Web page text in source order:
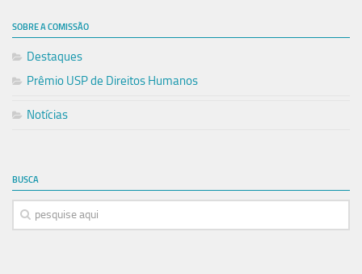
SOBRE A COMISSÃO
Destaques
Prêmio USP de Direitos Humanos
Notícias
BUSCA